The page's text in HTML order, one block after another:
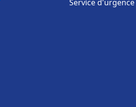
Service